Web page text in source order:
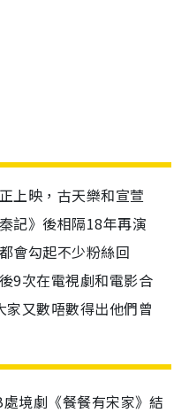
上映，古天樂和宣萱
記》後相隔18年再演
會勾起不少粉絲回
9次在電視劇和電影合
又數唔數得出他們曾
境劇《餐餐有宋家》結